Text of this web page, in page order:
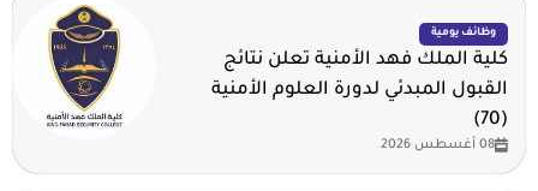
وظائف يومية
كلية الملك فهد الأمنية تعلن نتائج
القبول المبدئي لدورة العلوم الأمنية
(70)
08 أغسطس 2026